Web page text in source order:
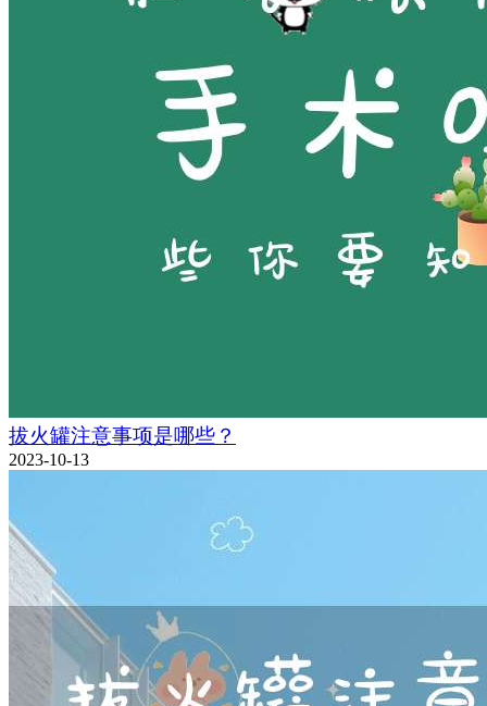
拔火罐注意事项是哪些？
2023-10-13